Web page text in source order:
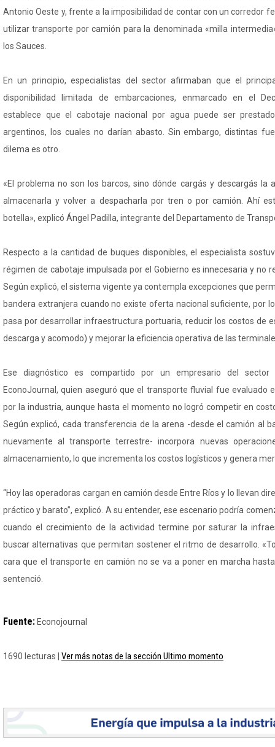
Antonio Oeste y, frente a la imposibilidad de contar con un corredor
utilizar transporte por camión para la denominada «milla
los Sauces.
En un principio, especialistas del sector afirmaban que el
disponibilidad limitada de embarcaciones, enmarcado en el
establece que el cabotaje nacional por agua puede ser
argentinos, los cuales no darían abasto. Sin embargo, distintas
dilema es otro.
«El problema no son los barcos, sino dónde cargás y descargás la
almacenarla y volver a despacharla por tren o por camión. Ahí
botella», explicó Ángel Padilla, integrante del Departamento de
Respecto a la cantidad de buques disponibles, el especialista
régimen de cabotaje impulsada por el Gobierno es innecesaria y no
Según explicó, el sistema vigente ya contempla excepciones que
bandera extranjera cuando no existe oferta nacional suficiente, por
pasa por desarrollar infraestructura portuaria, reducir los costos de
descarga y acomodo) y mejorar la eficiencia operativa de las
Ese diagnóstico es compartido por un empresario del sector
EconoJournal, quien aseguró que el transporte fluvial fue evaluado
por la industria, aunque hasta el momento no logró competir en
Según explicó, cada transferencia de la arena -desde el camión al
nuevamente al transporte terrestre- incorpora nuevas
almacenamiento, lo que incrementa los costos logísticos y genera
“Hoy las operadoras cargan en camión desde Entre Ríos y lo llevan
práctico y barato”, explicó. A su entender, ese escenario podría
cuando el crecimiento de la actividad termine por saturar la
buscar alternativas que permitan sostener el ritmo de desarrollo.
cara que el transporte en camión no se va a poner en marcha
sentenció.
Fuente: Econojournal
1690 lecturas | Ver más notas de la sección Ultimo momento